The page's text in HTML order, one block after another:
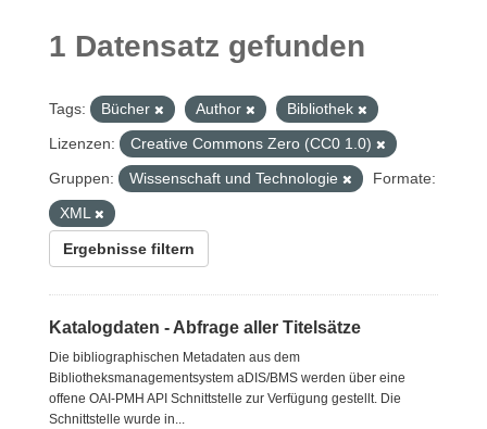
1 Datensatz gefunden
Tags: Bücher Author
Bibliothek
Lizenzen:
Creative Commons Zero (CC0 1.0)
Gruppen:
Wissenschaft und Technologie
Formate:
XML
Ergebnisse filtern
Katalogdaten - Abfrage aller Titelsätze
Die bibliographischen Metadaten aus dem
Bibliotheksmanagementsystem aDIS/BMS werden über eine
offene OAI-PMH API Schnittstelle zur Verfügung gestellt. Die
Schnittstelle wurde in...